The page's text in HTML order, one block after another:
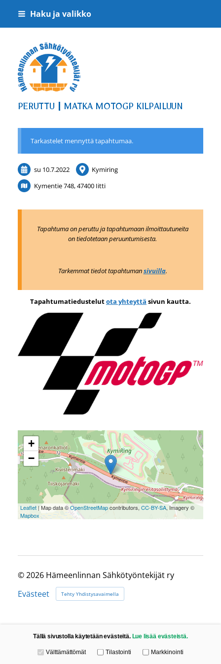
Siirry
sivun
sisältöön
Haku ja valikko
Hämeenlinnan Sähkötyöntekijät ry
PERUTTU | MATKA MOTOGP KILPAILUUN
Tarkastelet mennyttä tapahtumaa.
su 10.7.2022
Kymiring
Kymentie 748, 47400 Iitti
Tapahtuma on peruttu ja tapahtumaan ilmoittautuneita
on tiedotetaan peruuntumisesta.
Tarkemmat tiedot tapahtumansivuilla.
Tapahtumatiedustelutota yhteyttä sivun kautta.
+
−
Leaflet| Map data ©OpenStreetMapcontributors, CC-BY-SA, Imagery ©
Mapbox
©2026 Hämeenlinnan Sähkötyöntekijät ry
Evästeet
Tehty Yhdistysavaimella
Tällä sivustolla käytetään evästeitä. Lue lisää evästeistä.
Valitse käytettävät evästeet
Välttämättömät Tilastointi Markkinointi